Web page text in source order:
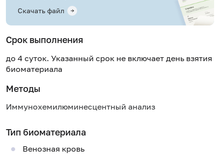
Скачать файл
Срок выполнения
до 4 суток. Указанный срок не включает день взятия
биоматериала
Методы
Иммунохемилюминесцентный анализ
Тип биоматериала
Венозная кровь